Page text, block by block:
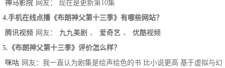
神马影院 网友： 现在是更新第10集
4.手机在线点播《布朗神父第十三季》有哪些网站？
腾讯视频 网友： 九九美剧 、 爱奇艺 、
优酷视频
5.《布朗神父第十三季》评价怎么样？
咪咕 网友：我一直认为剧集是绘声绘色的书 比小说更高 基于虚拟与幻